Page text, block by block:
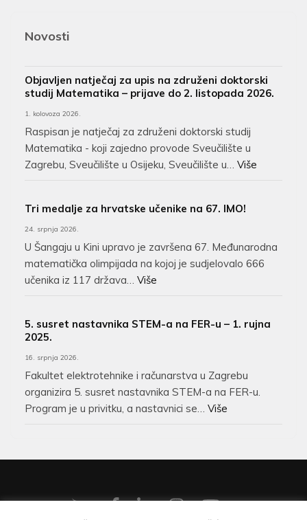
Novosti
Objavljen natječaj za upis na združeni doktorski
studij Matematika – prijave do 2. listopada 2026.
1. kolovoza 2026.
Raspisan je natječaj za združeni doktorski studij
Matematika - koji zajedno provode Sveučilište u
Zagrebu, Sveučilište u Osijeku, Sveučilište u… Više
Tri medalje za hrvatske učenike na 67. IMO!
24. srpnja 2026.
U Šangaju u Kini upravo je završena 67. Međunarodna
matematička olimpijada na kojoj je sudjelovalo 666
učenika iz 117 država… Više
5. susret nastavnika STEM-a na FER-u – 1. rujna
2025.
16. srpnja 2026.
Fakultet elektrotehnike i računarstva u Zagrebu
organizira 5. susret nastavnika STEM-a na FER-u.
Program je u privitku, a nastavnici se… Više